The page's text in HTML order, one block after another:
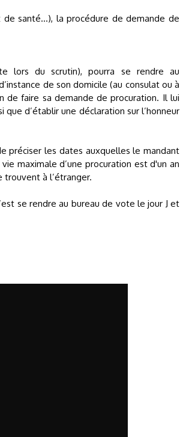
santé...), la procédure de demande de
lors du scrutin), pourra se rendre au
de son domicile (au consulat ou à
de faire sa demande de procuration. Il lui
d’établir une déclaration sur l’honneur
préciser les dates auxquelles le mandant
maximale d’une procuration est d'un an
trouvent à l’étranger.
se rendre au bureau de vote le jour J et